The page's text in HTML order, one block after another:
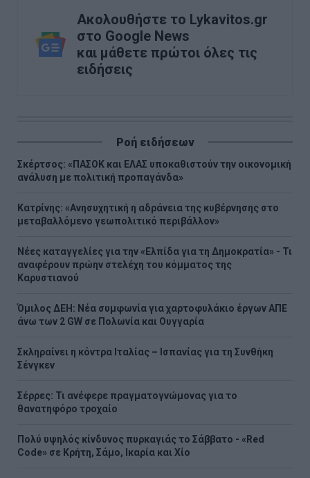
Ακολουθήστε το Lykavitos.gr
στο Google News
και μάθετε πρώτοι όλες τις
ειδήσεις
Ροή ειδήσεων
Σκέρτσος: «ΠΑΣΟΚ και ΕΛΑΣ υποκαθιστούν την οικονομική
ανάλυση με πολιτική προπαγάνδα»
Κατρίνης: «Ανησυχητική η αδράνεια της κυβέρνησης στο
μεταβαλλόμενο γεωπολιτικό περιβάλλον»
Νέες καταγγελίες για την «Ελπίδα για τη Δημοκρατία» - Τι
αναφέρουν πρώην στελέχη του κόμματος της
Καρυστιανού
Όμιλος ΔΕΗ: Νέα συμφωνία για χαρτοφυλάκιο έργων ΑΠΕ
άνω των 2 GW σε Πολωνία και Ουγγαρία
Σκληραίνει η κόντρα Ιταλίας – Ισπανίας για τη Συνθήκη
Σένγκεν
Σέρρες: Τι ανέφερε πραγματογνώμονας για το
θανατηφόρο τροχαίο
Πολύ υψηλός κίνδυνος πυρκαγιάς το Σάββατο - «Red
Code» σε Κρήτη, Σάμο, Ικαρία και Χίο